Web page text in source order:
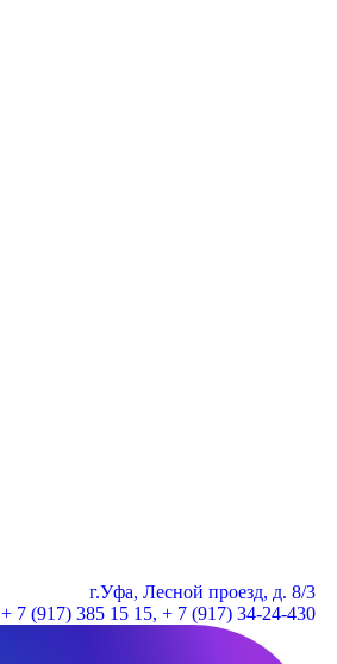
г.Уфа, Лесной проезд, д. 8/3
+ 7 (917) 385 15 15, + 7 (917) 34-24-430